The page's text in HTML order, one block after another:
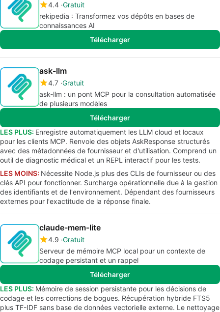
4.4 Gratuit
rekipedia : Transformez vos dépôts en bases de
connaissances AI
Télécharger
ask-llm
4.7 Gratuit
ask-llm : un pont MCP pour la consultation automatisée
de plusieurs modèles
Télécharger
LES PLUS: Enregistre automatiquement les LLM cloud et locaux
pour les clients MCP. Renvoie des objets AskResponse structurés
avec des métadonnées de fournisseur et d'utilisation. Comprend un
outil de diagnostic médical et un REPL interactif pour les tests.
LES MOINS: Nécessite Node.js plus des CLIs de fournisseur ou des
clés API pour fonctionner. Surcharge opérationnelle due à la gestion
des identifiants et de l'environnement. Dépendant des fournisseurs
externes pour l'exactitude de la réponse finale.
claude-mem-lite
4.9 Gratuit
Serveur de mémoire MCP local pour un contexte de
codage persistant et un rappel
Télécharger
LES PLUS: Mémoire de session persistante pour les décisions de
codage et les corrections de bogues. Récupération hybride FTS5
plus TF-IDF sans base de données vectorielle externe. Le nettoyage